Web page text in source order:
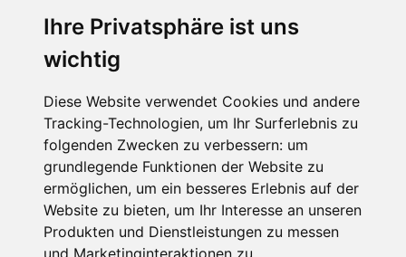
Ihre Privatsphäre ist uns
wichtig
Diese Website verwendet Cookies und andere
Tracking-Technologien, um Ihr Surferlebnis zu
folgenden Zwecken zu verbessern: um
grundlegende Funktionen der Website zu
ermöglichen, um ein besseres Erlebnis auf der
Website zu bieten, um Ihr Interesse an unseren
Produkten und Dienstleistungen zu messen
und Marketinginteraktionen zu
SERVICE
Datenschutz
Nutzungsbedingungen
Kontakt
WEITERE PORTALE